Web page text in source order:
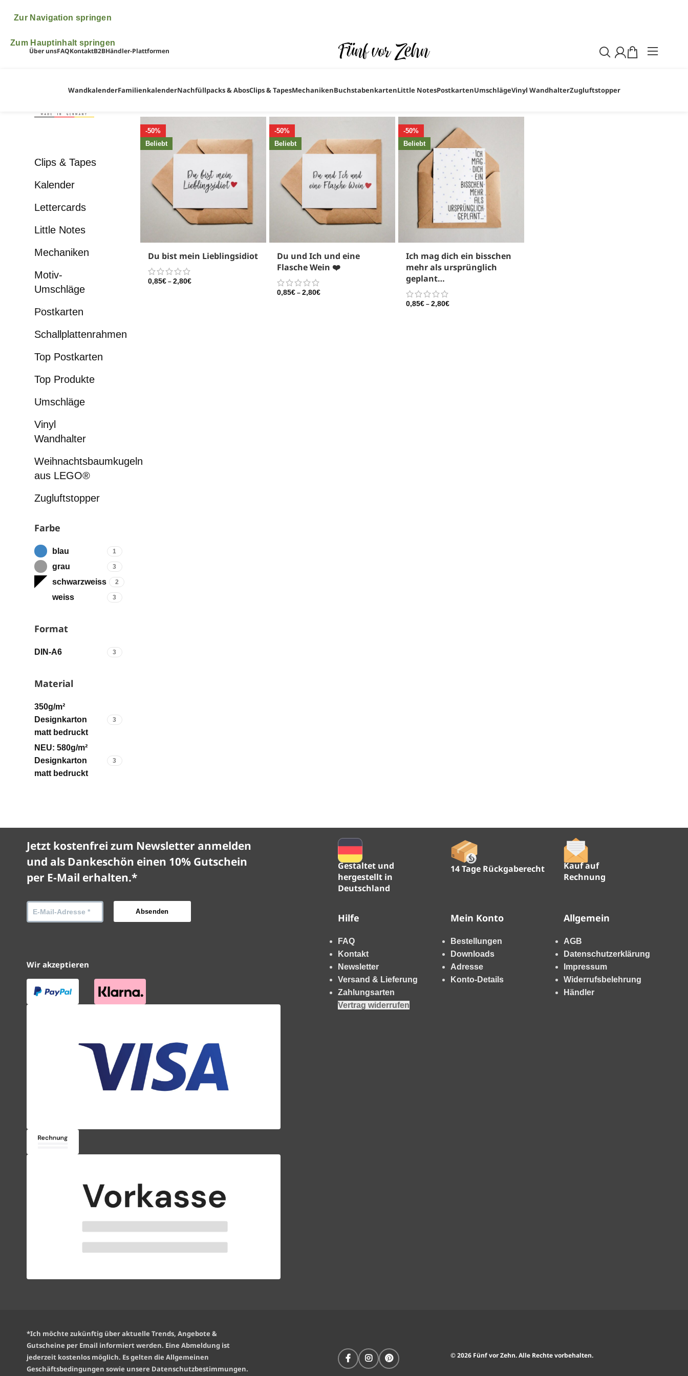
Zur Navigation springen
Zum Hauptinhalt springen
Über unsFAQKontaktB2BHändler-Plattformen
WandkalenderFamilienkalenderNachfüllpacks & AbosClips & TapesMechanikenBuchstabenkartenLittle NotesPostkartenUmschlägeVinyl WandhalterZugluftstopper
Clips & Tapes
Kalender
Lettercards
Little Notes
Mechaniken
Motiv-
Umschläge
Postkarten
Schallplattenrahmen
Top Postkarten
Top Produkte
Umschläge
Vinyl
Wandhalter
Weihnachtsbaumkugeln
aus LEGO®
Zugluftstopper
Farbe
blau 1
grau 3
schwarzweiss 2
weiss 3
Format
DIN-A6 3
Material
350g/m²
Designkarton
matt bedruckt
3
NEU: 580g/m²
Designkarton
matt bedruckt
3
-50%
Beliebt
Du bist mein Lieblingsidiot
0,85€ – 2,80€
-50%
Beliebt
Du und Ich und eine
Flasche Wein ❤️
0,85€ –2,80€
-50%
Beliebt
Ich mag dich ein bisschen
mehr als ursprünglich
geplant…
0,85€ –2,80€
Jetzt kostenfrei zum Newsletter anmelden
und als Dankeschön einen 10% Gutschein
per E-Mail erhalten.*
Wir akzeptieren
Gestaltet und
hergestellt in
Deutschland
14 Tage Rückgaberecht
Kauf auf
Rechnung
Hilfe
FAQ
Kontakt
Newsletter
Versand & Lieferung
Zahlungsarten
Vertrag widerrufen
Mein Konto
Bestellungen
Downloads
Adresse
Konto-Details
Allgemein
AGB
Datenschutzerklärung
Impressum
Widerrufsbelehrung
Händler
*Ich möchte zukünftig über aktuelle Trends, Angebote &
Gutscheine per Email informiert werden. Eine Abmeldung ist
jederzeit kostenlos möglich. Es gelten dieAllgemeinen
Geschäftsbedingungen sowie unsere Datenschutzbestimmungen.
© 2026 Fünf vor Zehn. Alle Rechte vorbehalten.